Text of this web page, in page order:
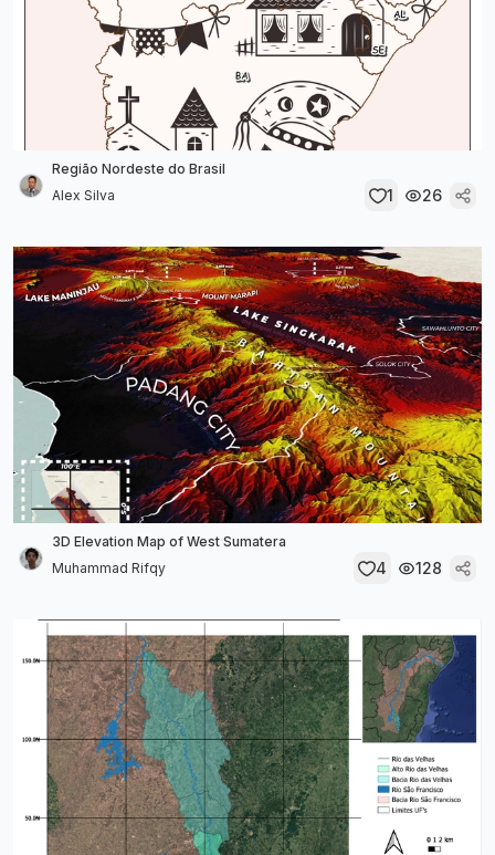
Região Nordeste do Brasil
Alex Silva
1 26
3D Elevation Map of West Sumatera
Muhammad Rifqy
4 128